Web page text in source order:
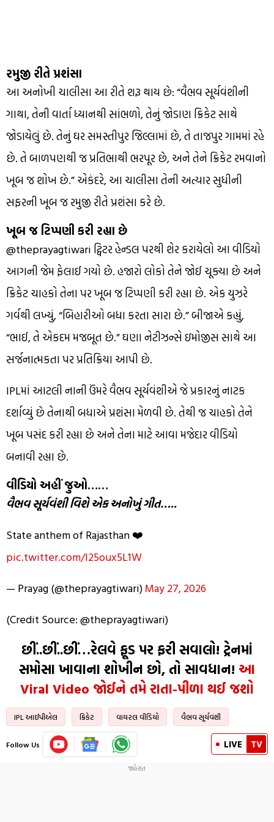
રમુજી રીતે પ્રશંસા
આ અનોખી ચાલીસા આ રીતે શરૂ થાય છે: “વૈભવ સૂર્યવંશીની
ગાથા, તેની વાર્તા ધ્યાનથી સાંભળો, તેનું જોડાણ ક્રિકેટ સાથે
જોડાયેલું છે. તેનું ઘર સમસ્તીપુર જિલ્લામાં છે, તે તાજપુર ગામમાં રહે
છે. તે બાળપણથી જ પ્રતિભાથી ભરપૂર છે, અને તેને ક્રિકેટ રમવાનો
ખૂબ જ શોખ છે.” એકંદરે, આ ચાલીસા તેની અત્યાર સુધીની
સફરની ખૂબ જ રમુજી રીતે પ્રશંસા કરે છે.
ખૂબ જ ટિપ્પણી કરી રહ્યા છે
@theprayagtiwari ટ્વિટર હેન્ડલ પરથી શેર કરાયેલો આ વીડિયો
આગની જેમ ફેલાઈ ગયો છે. હજારો લોકો તેને જોઈ ચૂક્યા છે અને
ક્રિકેટ ચાહકો તેના પર ખૂબ જ ટિપ્પણી કરી રહ્યા છે. એક યુઝરે
ગર્વથી લખ્યું, “બિહારીઓ બધા કરતા સારા છે.” બીજાએ કહ્યું,
“ભાઈ, તે એકદમ મજબૂત છે.” ઘણા નેટીઝન્સે ઇમોજીસ સાથે આ
સર્જનાત્મકતા પર પ્રતિક્રિયા આપી છે.
IPLમાં આટલી નાની ઉંમરે વૈભવ સૂર્યવંશીએ જે પ્રકારનું નાટક
દર્શાવ્યું છે તેનાથી બધાએ પ્રશંસા મેળવી છે. તેથી જ ચાહકો તેને
ખૂબ પસંદ કરી રહ્યા છે અને તેના માટે આવા મજેદાર વીડિયો
બનાવી રહ્યા છે.
વીડિયો અહીં જુઓ……
વૈભવ સૂર્યવંશી વિશે એક અનોખું ગીત…..
State anthem of Rajasthan ❤️
pic.twitter.com/l25oux5L1W
— Prayag (@theprayagtiwari)May 27, 2026
(Credit Source: @theprayagtiwari)
છીં..છીં..છીં…રેલવે ફૂડ પર ફરી સવાલો! ટ્રેનમાં
સમોસા ખાવાના શોખીન છો, તો સાવધાન! આ
Viral Video જોઈને તમે રાતા-પીળા થઈ જશો
IPL આઈપીએલ ક્રિકેટ વાયરલ વીડિયો વૈભવ સૂર્યવંશી
Follow Us LIVE TV